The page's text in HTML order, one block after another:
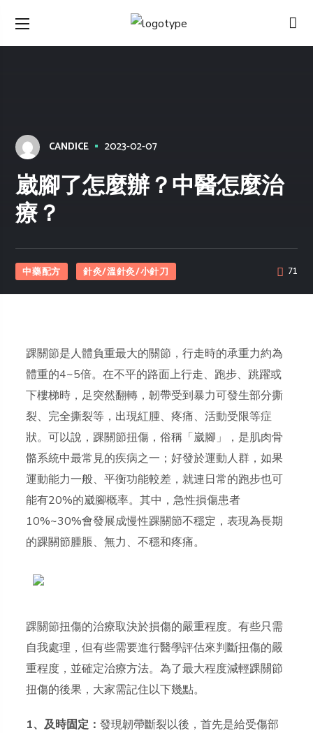
CANDICE 2023-02-07
崴腳了怎麼辦？中醫怎麼治
療？
中藥配方 針灸/溫針灸/小針刀 71
踝關節是人體負重最大的關節，行走時的承重力約為
體重的4~5倍。在不平的路面上行走、跑步、跳躍或
下樓梯時，足突然翻轉，韌帶受到暴力可發生部分撕
裂、完全撕裂等，出現紅腫、疼痛、活動受限等症
狀。可以說，踝關節扭傷，俗稱「崴腳」，是肌肉骨
骼系統中最常見的疾病之一；好發於運動人群，如果
運動能力一般、平衡功能較差，就連日常的跑步也可
能有20%的崴腳概率。其中，急性損傷患者
10%~30%會發展成慢性踝關節不穩定，表現為長期
的踝關節腫脹、無力、不穩和疼痛。
踝關節扭傷的治療取決於損傷的嚴重程度。有些只需
自我處理，但有些需要進行醫學評估來判斷扭傷的嚴
重程度，並確定治療方法。為了最大程度減輕踝關節
扭傷的後果，大家需記住以下幾點。
1、及時固定：發現韌帶斷裂以後，首先是給受傷部